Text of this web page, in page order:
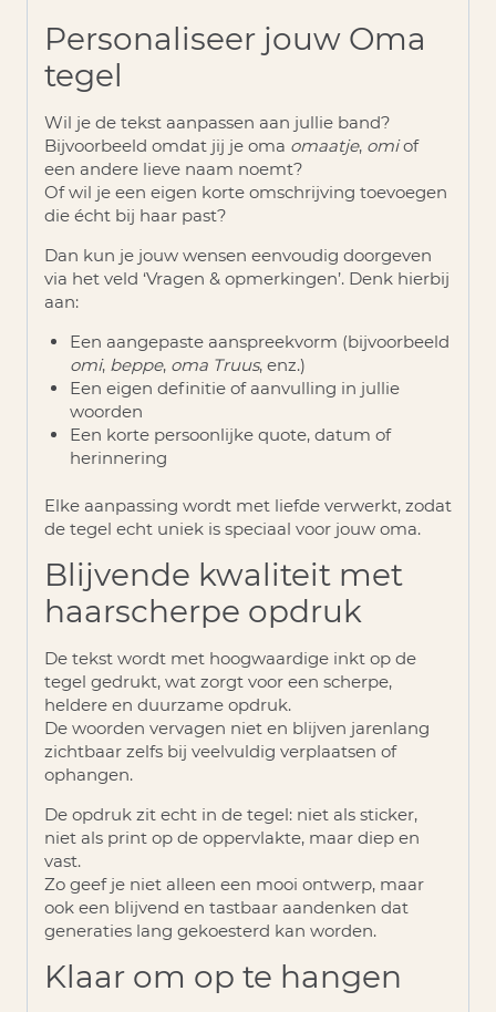
Personaliseer jouw Oma
tegel
Wil je de tekst aanpassen aan jullie band?
Bijvoorbeeld omdat jij je oma omaatje, omiof
een andere lieve naam noemt?
Of wil je een eigen korte omschrijving toevoegen
die écht bij haar past?
Dan kun je jouw wensen eenvoudig doorgeven
via het veld ‘Vragen & opmerkingen’. Denk hierbij
aan:
Een aangepaste aanspreekvorm (bijvoorbeeld
omi, beppe, oma Truus, enz.)
Een eigen definitie of aanvulling in jullie
woorden
Een korte persoonlijke quote, datum of
herinnering
Elke aanpassing wordt met liefde verwerkt, zodat
de tegel echt uniek is speciaal voor jouw oma.
Blijvende kwaliteit met
haarscherpe opdruk
De tekst wordt met hoogwaardige inkt op de
tegel gedrukt, wat zorgt voor een scherpe,
heldere en duurzame opdruk.
De woorden vervagen niet en blijven jarenlang
zichtbaar zelfs bij veelvuldig verplaatsen of
ophangen.
De opdruk zit echt in de tegel: niet als sticker,
niet als print op de oppervlakte, maar diep en
vast.
Zo geef je niet alleen een mooi ontwerp, maar
ook een blijvend en tastbaar aandenken dat
generaties lang gekoesterd kan worden.
Klaar om op te hangen